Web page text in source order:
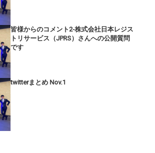
皆様からのコメント2-株式会社日本レジス
トリサービス（JPRS）さんへの公開質問
です
twitterまとめ Nov.1